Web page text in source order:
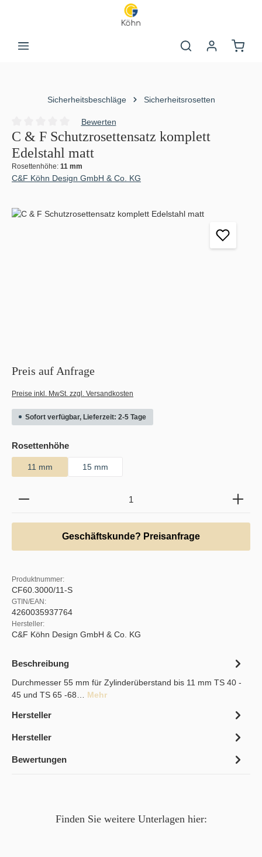
Sicherheitsbeschläge Sicherheitsrosetten
Durchschnittliche Bewertung von 0 von 5 Sternen
Bewerten
C & F Schutzrosettensatz komplett
Edelstahl matt
Rosettenhöhe: 11 mm
C&F Köhn Design GmbH & Co. KG
Bildergalerie überspringen
Preis auf Anfrage
Preise inkl. MwSt. zzgl. Versandkosten
Sofort verfügbar, Lieferzeit: 2-5 Tage
Rosettenhöheauswählen
11 mm 15 mm
Produkt Anzahl: Gib den gewünschten Wert ein
Geschäftskunde? Preisanfrage
Produktnummer:
CF60.3000/11-S
GTIN/EAN:
4260035937764
Hersteller:
C&F Köhn Design GmbH & Co. KG
Beschreibung
Durchmesser 55 mm für Zylinderüberstand bis 11 mm TS 40 -
45 und TS 65 -68… Mehr
Hersteller
Hersteller
Bewertungen
Finden Sie weitere Unterlagen hier: